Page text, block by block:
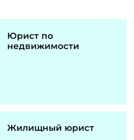
Юрист по
недвижимости
Жилищный юрист